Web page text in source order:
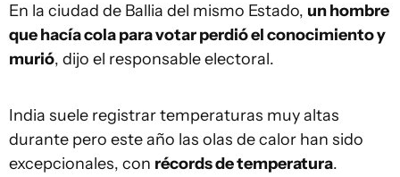
En la ciudad de Ballia del mismo Estado, un hombre
que hacía cola para votar perdió el conocimiento y
murió, dijo el responsable electoral.
India suele registrar temperaturas muy altas
durante pero este año las olas de calor han sido
excepcionales, con récords de temperatura.